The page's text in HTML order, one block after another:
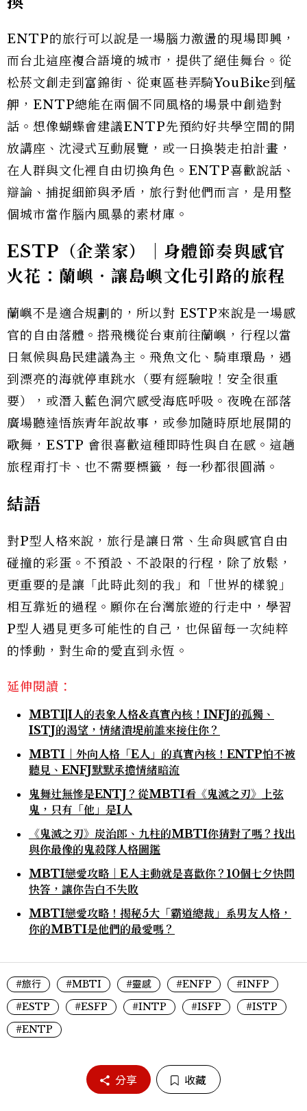
ENTP的旅行可以說是一場腦力激盪的現場即興，
而台北這座複合語境的城市，提供了絕佳舞台。從
松菸文創走到富錦街、從東區巷弄騎YouBike到艋
舺，ENTP總能在兩個不同風格的場景中創造對
話。想像蝴蝶會建議ENTP先預約好共學空間的開
放講座、沈浸式互動展覽，或一日換裝走拍計畫，
在人群與文化裡自由切換角色。ENTP喜歡說話、
辯論、捕捉細節與矛盾，旅行對他們而言，是用整
個城市當作腦內風暴的素材庫。
ESTP（企業家）｜身體節奏與感官
火花：蘭嶼‧讓島嶼文化引路的旅程
蘭嶼不是適合規劃的，所以對 ESTP來說是一場感
官的自由落體。搭飛機從台東前往蘭嶼，行程以當
日氣候與島民建議為主。飛魚文化、騎車環島，遇
到漂亮的海就停車跳水（要有經驗啦！安全很重
要），或潛入藍色洞穴感受海底呼吸。夜晚在部落
廣場聽達悟族青年說故事，或參加隨時原地展開的
歌舞，ESTP 會很喜歡這種即時性與自在感。這趟
旅程甭打卡、也不需要標籤，每一秒都很圓滿。
結語
對P型人格來說，旅行是讓日常、生命與感官自由
碰撞的彩蛋。不預設、不設限的行程，除了放鬆，
更重要的是讓「此時此刻的我」和「世界的樣貌」
相互靠近的過程。願你在台灣旅遊的行走中，學習
P型人遇見更多可能性的自己，也保留每一次純粹
的悸動，對生命的愛直到永恆。
延伸閱讀：
MBTI|I人的表象人格&真實內核！INFJ的孤獨、
ISTJ的渴望，情緒潰堤前誰來接住你？
MBTI｜外向人格「E人」的真實內核！ENTP怕不被
聽見、ENFJ默默承擔情緒暗流
鬼舞辻無慘是ENTJ？從MBTI看《鬼滅之刃》上弦
鬼，只有「他」是I人
《鬼滅之刃》炭治郎、九柱的MBTI你猜對了嗎？找出
與你最像的鬼殺隊人格圖鑑
MBTI戀愛攻略｜E人主動就是喜歡你？10個七夕快問
快答，讓你告白不失敗
MBTI戀愛攻略！揭秘5大「霸道總裁」系男友人格，
你的MBTI是他們的最愛嗎？
#旅行 #MBTI #靈感 #ENFP
#INFP
#ESTP
#ESFP #INTP #ISFP
#ISTP
#ENTP
分享 收藏